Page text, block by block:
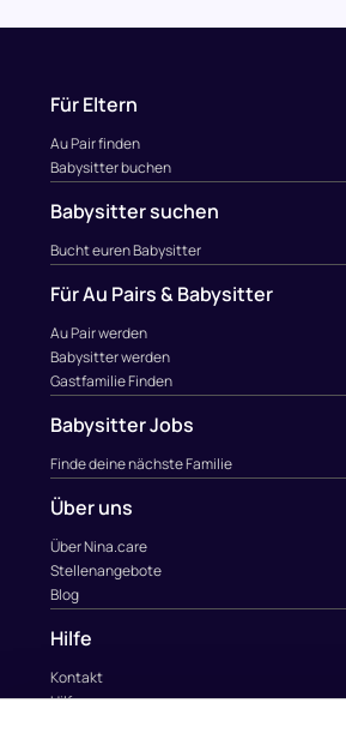
Für Eltern
Au Pair finden
Babysitter buchen
Babysitter suchen
Bucht euren Babysitter
Für Au Pairs & Babysitter
Au Pair werden
Babysitter werden
Gastfamilie Finden
Babysitter Jobs
Finde deine nächste Familie
Über uns
Über Nina.care
Stellenangebote
Blog
Hilfe
Kontakt
Hilfe